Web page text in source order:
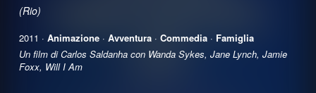
(Rio)
2011 · Animazione· Avventura· Commedia· Famiglia
Un film di Carlos Saldanha con Wanda Sykes, Jane Lynch, Jamie
Foxx, Will I Am